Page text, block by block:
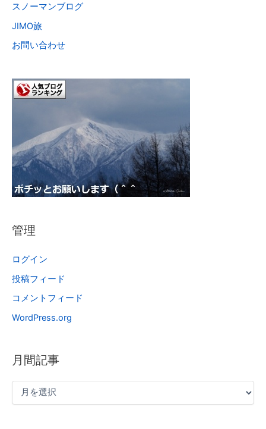
スノーマンブログ
JIMO旅
お問い合わせ
管理
ログイン
投稿フィード
コメントフィード
WordPress.org
月間記事